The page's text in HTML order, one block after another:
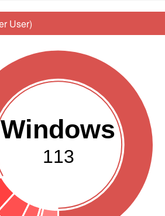
User)
Windows
113